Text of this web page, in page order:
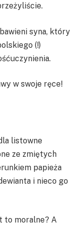
syna, który
(!)
w swoje ręce!
listowne
ze zmiętych
papieża
i nieco go
to moralne? A